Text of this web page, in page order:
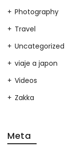
Photography
Travel
Uncategorized
viaje a japon
Videos
Zakka
Meta